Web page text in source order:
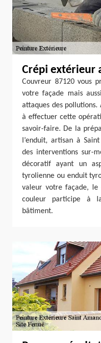
Crépi extérieur
Couvreur 87120 vous
votre façade mais
attaques des
à effectuer cette
savoir-faire. De la
l’enduit, artisan à
des interventions sur-
décoratif ayant un
tyrolienne ou enduit
valeur votre façade, le
couleur participe à
bâtiment.